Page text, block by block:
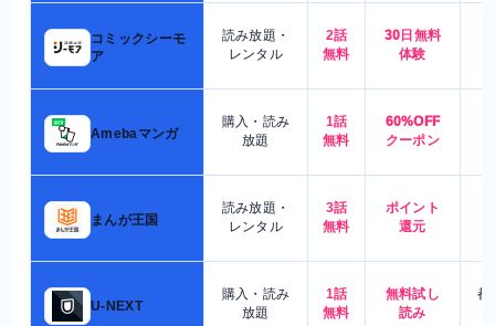
コミックシーモ
ア
読み放題・
レンタル
2話
無料
30日無料
体験
Amebaマンガ
購入・読み
放題
1話
無料
60%OFF
クーポン
まんが王国
読み放題・
レンタル
3話
無料
ポイント
還元
U-NEXT
購入・読み
放題
1話
無料
無料試し
読み
都